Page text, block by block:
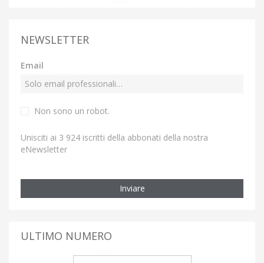
NEWSLETTER
Email
Non sono un robot.
Unisciti ai 3 924 iscritti della abbonati della nostra
eNewsletter
Inviare
ULTIMO NUMERO